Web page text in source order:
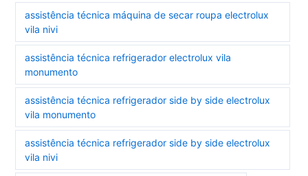
assistência técnica máquina de secar roupa electrolux
vila nivi
assistência técnica refrigerador electrolux vila
monumento
assistência técnica refrigerador side by side electrolux
vila monumento
assistência técnica refrigerador side by side electrolux
vila nivi